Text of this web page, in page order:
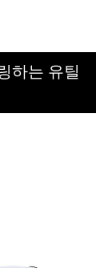
하는 유틸